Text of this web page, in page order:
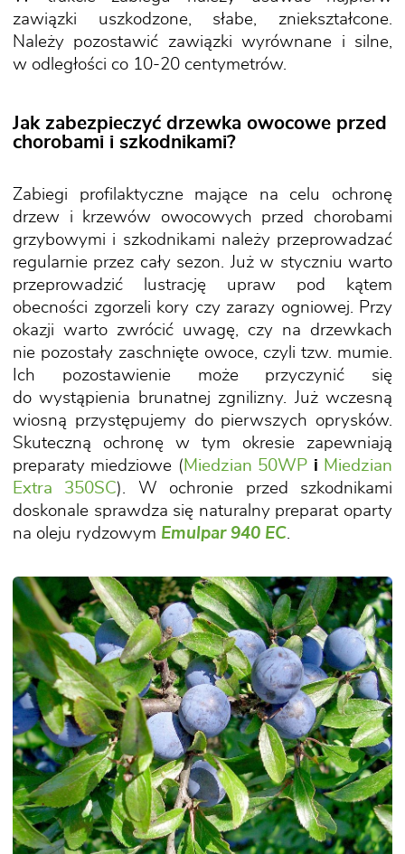
zawiązki uszkodzone, słabe, zniekształcone.
Należy pozostawić zawiązki wyrównane i silne,
w odległości co 10-20 centymetrów.
Jak zabezpieczyć drzewka owocowe przed
chorobami i szkodnikami?
Zabiegi profilaktyczne mające na celu ochronę
drzew i krzewów owocowych przed chorobami
grzybowymi i szkodnikami należy przeprowadzać
regularnie przez cały sezon. Już w styczniu warto
przeprowadzić lustrację upraw pod kątem
obecności zgorzeli kory czy zarazy ogniowej. Przy
okazji warto zwrócić uwagę, czy na drzewkach
nie pozostały zaschnięte owoce, czyli tzw. mumie.
Ich pozostawienie może przyczynić się
do wystąpienia brunatnej zgnilizny. Już wczesną
wiosną przystępujemy do pierwszych oprysków.
Skuteczną ochronę w tym okresie zapewniają
preparaty miedziowe ( Miedzian 50WP i Miedzian
Extra 350SC). W ochronie przed szkodnikami
doskonale sprawdza się naturalny preparat oparty
na oleju rydzowym Emulpar 940 EC.